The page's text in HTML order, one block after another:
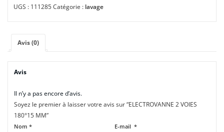
UGS : 111285Catégorie : lavage
Avis (0)
Avis
Il n’y a pas encore d’avis.
Soyez le premier à laisser votre avis sur “ELECTROVANNE 2 VOIES
180°15 MM”
Nom * E-mail *